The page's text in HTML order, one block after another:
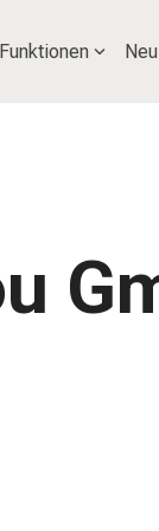
Funktionen